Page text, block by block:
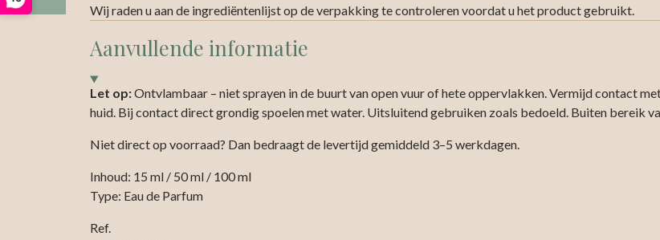
Wij raden u aan de ingrediëntenlijst op de verpakking te controleren voordat u het product gebruikt.
Aanvullende informatie
Let op:Ontvlambaar – niet sprayen in de buurt van open vuur of hete oppervlakken. Vermijd contact
huid. Bij contact direct grondig spoelen met water. Uitsluitend gebruiken zoals bedoeld. Buiten bereik
Niet direct op voorraad? Dan bedraagt de levertijd gemiddeld 3–5 werkdagen.
Inhoud: 15 ml / 50 ml / 100 ml
Type: Eau de Parfum
Ref.